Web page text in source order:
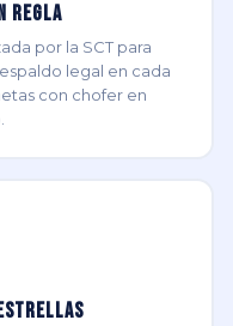
Regla
por la SCT para
legal en cada
con chofer en
Estrellas